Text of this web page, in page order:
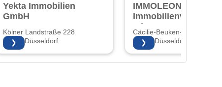
Yekta Immobilien
GmbH
Kölner Landstraße 228
40591 Düsseldorf
❯
IMMOLEON24 -
Immobilienverkauf
mit Herz!
Cäcilie-Beuken-Str. 3 3
40597 Düsseldorf
❯